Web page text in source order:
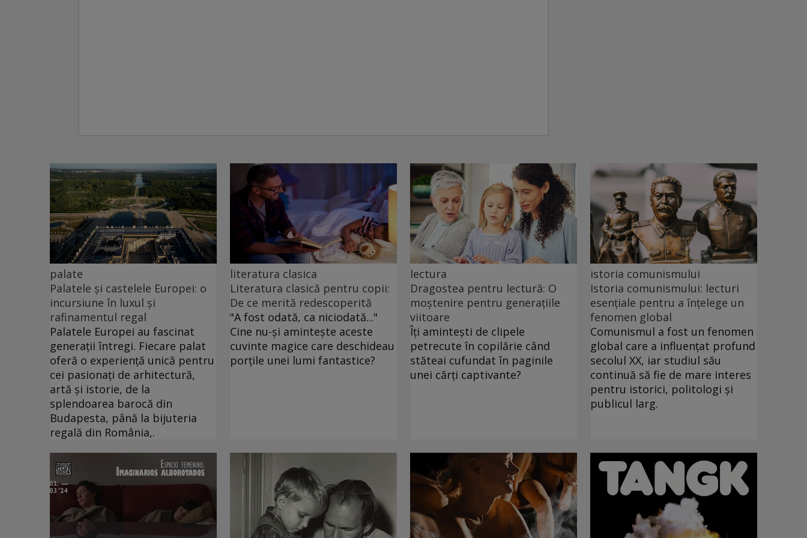
palate
Palatele și castelele Europei: o
incursiune în luxul și
rafinamentul regal
Palatele Europei au fascinat
generații întregi. Fiecare palat
oferă o experiență unică pentru
cei pasionați de arhitectură,
artă și istorie, de la
splendoarea barocă din
Budapesta, până la bijuteria
regală din România,.
literatura clasica
Literatura clasică pentru copii:
De ce merită redescoperită
"A fost odată, ca niciodată..."
Cine nu-și amintește aceste
cuvinte magice care deschideau
porțile unei lumi fantastice?
lectura
Dragostea pentru lectură: O
moștenire pentru generațiile
viitoare
Îți amintești de clipele
petrecute în copilărie când
stăteai cufundat în paginile
unei cărți captivante?
istoria comunismului
Istoria comunismului: lecturi
esențiale pentru a înțelege un
fenomen global
Comunismul a fost un fenomen
global care a influențat profund
secolul XX, iar studiul său
continuă să fie de mare interes
pentru istorici, politologi și
publicul larg.